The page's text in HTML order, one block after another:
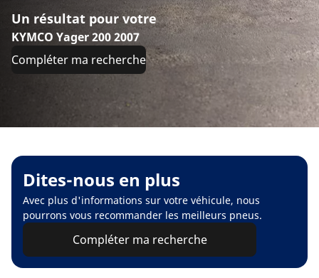
Un résultat pour votre
KYMCO Yager 200 2007
Compléter ma recherche
Dites-nous en plus
Avec plus d'informations sur votre véhicule, nous
pourrons vous recommander les meilleurs pneus.
Compléter ma recherche